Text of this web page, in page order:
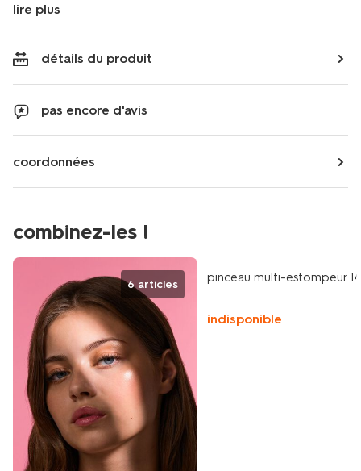
lire plus
détails du produit
pas encore d'avis
coordonnées
combinez-les !
6 articles pinceau multi-estompeur 14
indisponible